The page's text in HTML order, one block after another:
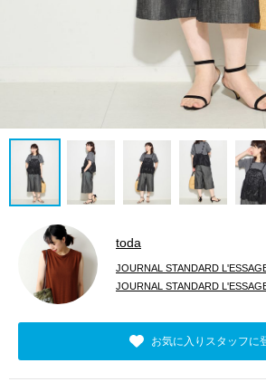
toda
JOURNAL STANDARD
JOURNAL STANDARD
お気に入りスタッフに